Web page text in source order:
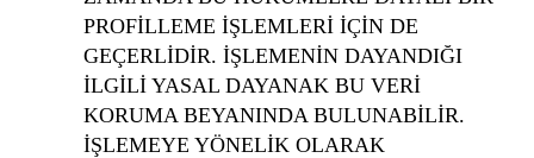
PROFİLLEME İŞLEMLERİ İÇİN DE
GEÇERLİDİR. İŞLEMENİN DAYANDIĞI
İLGİLİ YASAL DAYANAK BU VERİ
KORUMA BEYANINDA BULUNABİLİR.
İŞLEMEYE YÖNELİK OLARAK